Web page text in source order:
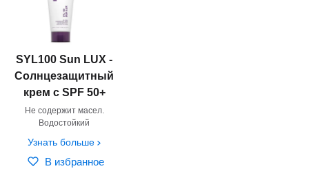
SYL100 Sun LUX -
Солнцезащитный
крем с SPF 50+
Не содержит масел.
Водостойкий
Узнать больше
В избранное